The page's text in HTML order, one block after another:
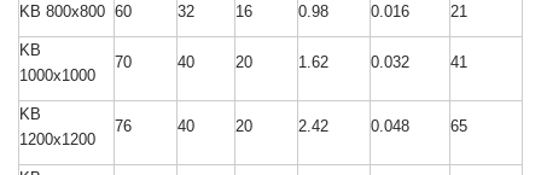
KB 800x800 60 32 16 0.98 0.016 21
KB
1000x1000
70 40 20 1.62 0.032 41
KB
1200x1200
76 40 20 2.42 0.048 65